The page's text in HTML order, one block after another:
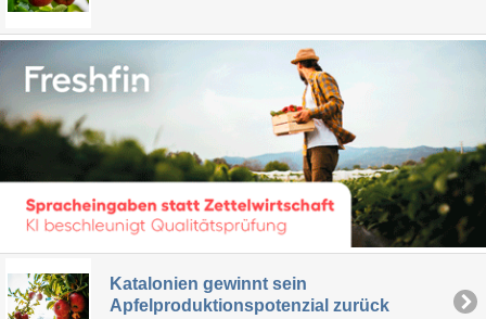
Katalonien gewinnt sein
Apfelproduktionspotenzial zurück